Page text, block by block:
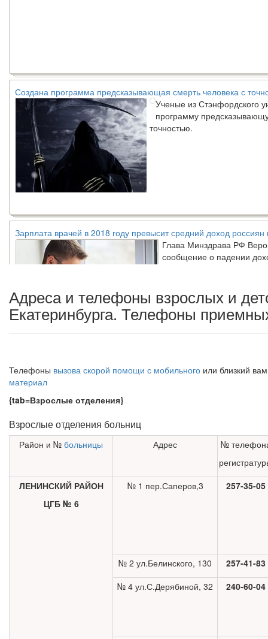
Создана программа предсказывающая смерть человека с
Ученые из Стэнфордского
программу
точностью.
Зарплата врачей в 2018 году превысит средний доход россиян
Глава Минздрава РФ
сообщение о падении
в ближайшие годы. Она
Федеральная служба по
Закон о праве родителей находиться с детьми в реанимации
в течении всего срока
Адреса и телефоны взрослых и
Екатеринбурга. Телефоны
Телефоны вызова скорой помощи с мобильного или близкий
материал
{tab=Взрослые отделения}
Взрослые отделения больниц
Район и № больницы Адрес
№
ЛЕНИНСКИЙ РАЙОН
ЦГБ № 6
№ 1 пер.Саперов,3 257-35-05
№ 2 ул.Белинского, 130
257-41-83
№ 4 ул.С.Дерябиной, 32
240-60-04